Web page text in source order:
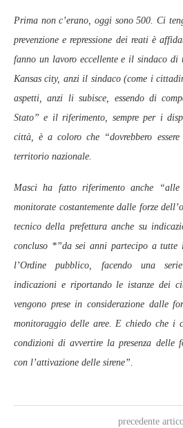
Prima non c’erano, oggi sono 500. Ci
prevenzione e repressione dei reati è
fanno un lavoro eccellente e il sindaco
Kansas city, anzi il sindaco (come i
aspetti, anzi li subisce, essendo di
Stato” e il riferimento, sempre per i
città, è a coloro che “dovrebbero
territorio nazionale.
Masci ha fatto riferimento anche “alle
monitorate costantemente dalle forze
tecnico della prefettura anche su
concluso *”da sei anni partecipo a
l’Ordine pubblico, facendo una
indicazioni e riportando le istanze dei
vengono prese in considerazione dalle
monitoraggio delle aree. E chiedo che i
condizioni di avvertire la presenza delle
con l’attivazione delle sirene”.
precedente